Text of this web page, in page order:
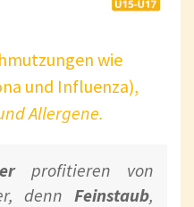
wie
und Influenza),
Allergene.
profitieren von
denn Feinstaub,